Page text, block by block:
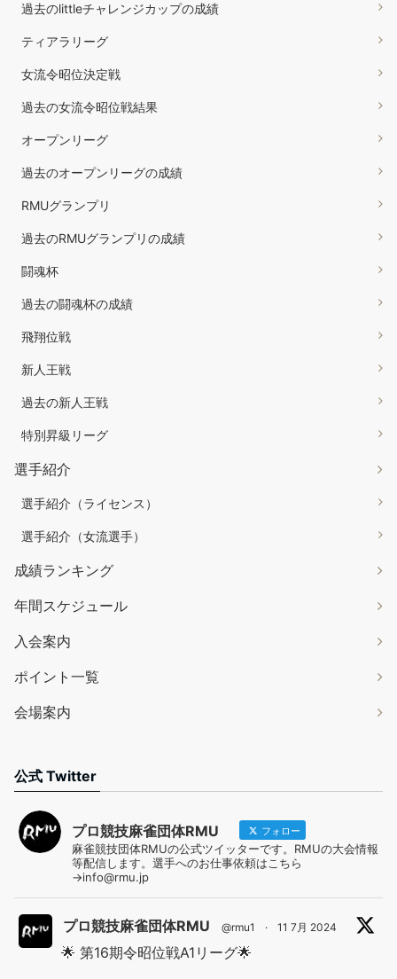
過去のlittleチャレンジカップの成績
ティアラリーグ
女流令昭位決定戦
過去の女流令昭位戦結果
オープンリーグ
過去のオープンリーグの成績
RMUグランプリ
過去のRMUグランプリの成績
闘魂杯
過去の闘魂杯の成績
飛翔位戦
新人王戦
過去の新人王戦
特別昇級リーグ
選手紹介
選手紹介（ライセンス）
選手紹介（女流選手）
成績ランキング
年間スケジュール
入会案内
ポイント一覧
会場案内
公式 Twitter
プロ競技麻雀団体RMU フォロー
麻雀競技団体RMUの公式ツイッターです。RMUの大会情報
等配信します。選手へのお仕事依頼はこちら
→info@rmu.jp
プロ競技麻雀団体RMU @rmu1 · 11 7月 2024
🌟 第16期令昭位戦A1リーグ🌟